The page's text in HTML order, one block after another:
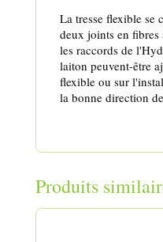
La tresse flexible se
deux joints en fibres
les raccords de
laiton peuvent-être
flexible ou sur
la bonne direction
Produits